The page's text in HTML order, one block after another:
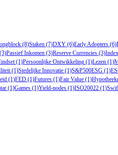
(8)Staken (7)DXY (6)Early Adopters (6)
(3)Passief Inkomen (3)Reserve Currencies (3)Index
(1)Persoonlijke Ontwikkeling (1)Lezen (1)
(1)Stedelijke Innovatie (1)S&P500ESG (1)
(1)FED (1)Futures (1)Fair Value (1)
(1)Games (1)Yield-nodes (1)ISO20022 (1)